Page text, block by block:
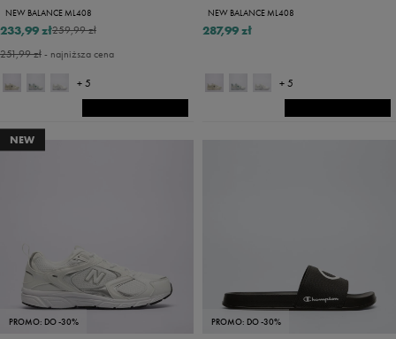
NEW BALANCE ML408
259,99 zł
233,99 zł
251,99 zł- najniższa cena
+ 5
NEW BALANCE ML408
287,99 zł
+ 5
NEW
PROMO: DO -30% PROMO: DO -30%